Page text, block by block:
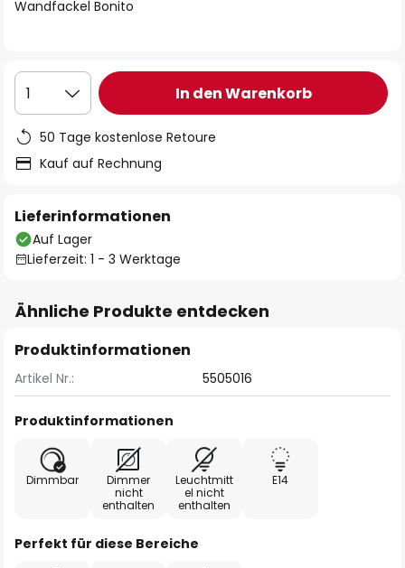
Wandfackel Bonito
1 In den Warenkorb
50 Tage kostenlose Retoure
Kauf auf Rechnung
Lieferinformationen
Auf Lager
Lieferzeit: 1 - 3 Werktage
Ähnliche Produkte entdecken
Produktinformationen
Artikel Nr.: 5505016
Produktinformationen
Dimmbar
Dimmer
nicht
enthalten
Leuchtmitt
el nicht
enthalten
E14
Perfekt für diese Bereiche